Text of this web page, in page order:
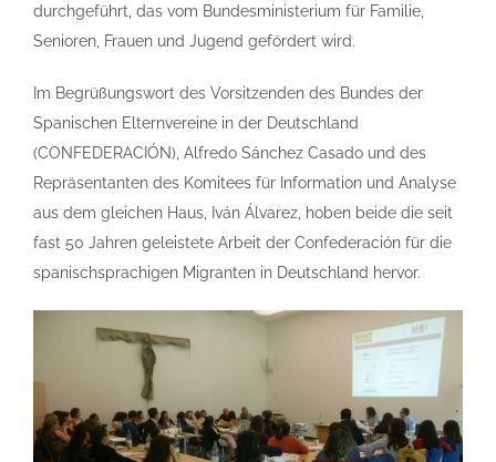
durchgeführt, das vom Bundesministerium für Familie,
Senioren, Frauen und Jugend gefördert wird.
Im Begrüßungswort des Vorsitzenden des Bundes der
Spanischen Elternvereine in der Deutschland
(CONFEDERACIÓN), Alfredo Sánchez Casado und des
Repräsentanten des Komitees für Information und Analyse
aus dem gleichen Haus, Iván Álvarez, hoben beide die seit
fast 50 Jahren geleistete Arbeit der Confederación für die
spanischsprachigen Migranten in Deutschland hervor.